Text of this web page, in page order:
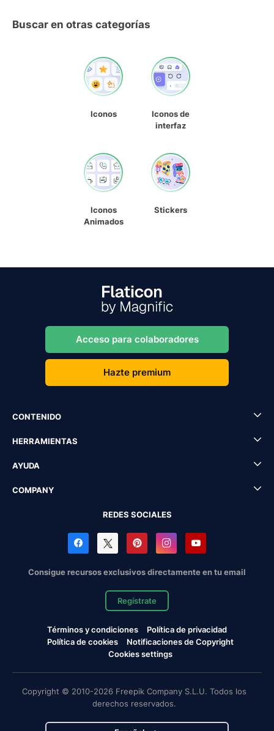
Buscar en otras categorías
Iconos
Iconos de
interfaz
Iconos
Animados
Stickers
Acceso para colaboradores
Hazte premium
CONTENIDO
HERRAMIENTAS
AYUDA
COMPANY
REDES SOCIALES
Consigue recursos exclusivos directamente en tu email
Regístrate
Términos y condiciones
Política de privacidad
Política de cookies
Notificaciones de Copyright
Cookies settings
Copyright © 2010-2026 Freepik Company S.L.U. Todos los
derechos reservados.